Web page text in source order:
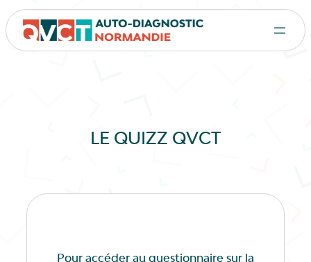
LE QUIZZ QVCT
Pour accéder au questionnaire sur la